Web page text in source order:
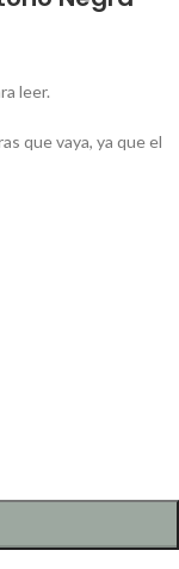
leer.
que vaya, ya que el